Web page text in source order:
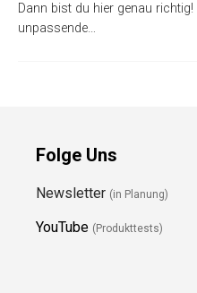
Dann bist du hier genau
unpassende…
Folge Uns
Newsletter (in Planung)
YouTube (Produkttests)